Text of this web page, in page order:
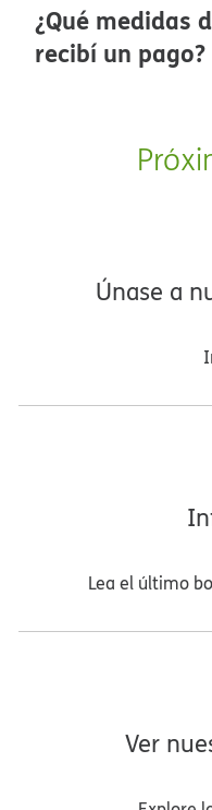
¿Qué medidas
recibí un pago?​​
Únase a
Lea el último
Ver